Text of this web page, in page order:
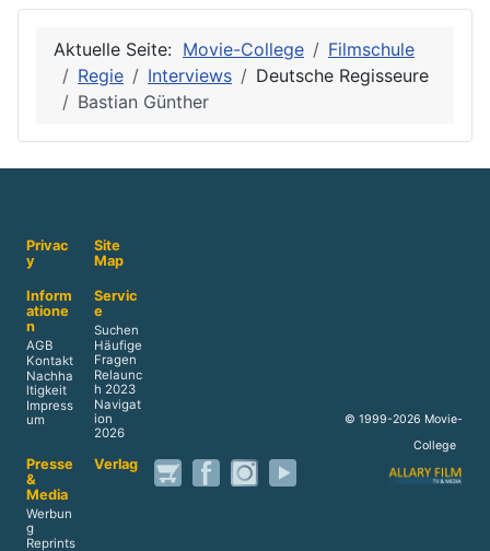
Aktuelle Seite: Movie-College
Filmschule
Regie
Interviews
Deutsche Regisseure
Bastian Günther
Privac
y
Site
Map
Inform
atione
n
AGB
Kontakt
Nachha
ltigkeit
Impress
um
Servic
e
Suchen
Häufige
Fragen
Relaunc
h 2023
Navigat
ion
2026
Presse
&
Media
Werbun
g
Reprints
Verlag
© 1999-2026 Movie-
College